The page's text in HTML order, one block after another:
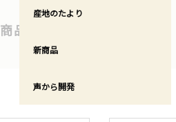
産地のたより
新商品
声から開発
商品カテゴリで絞り込む